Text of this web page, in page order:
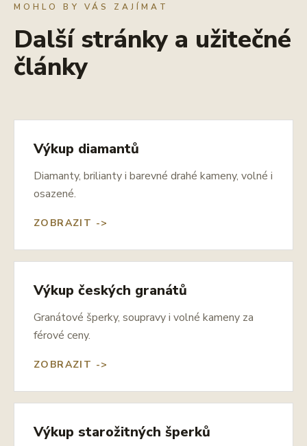
MOHLO BY VÁS ZAJÍMAT
Další stránky a užitečné
články
Výkup diamantů
Diamanty, brilianty i barevné drahé kameny, volné i
osazené.
ZOBRAZIT ->
Výkup českých granátů
Granátové šperky, soupravy i volné kameny za
férové ceny.
ZOBRAZIT ->
Výkup starožitných šperků